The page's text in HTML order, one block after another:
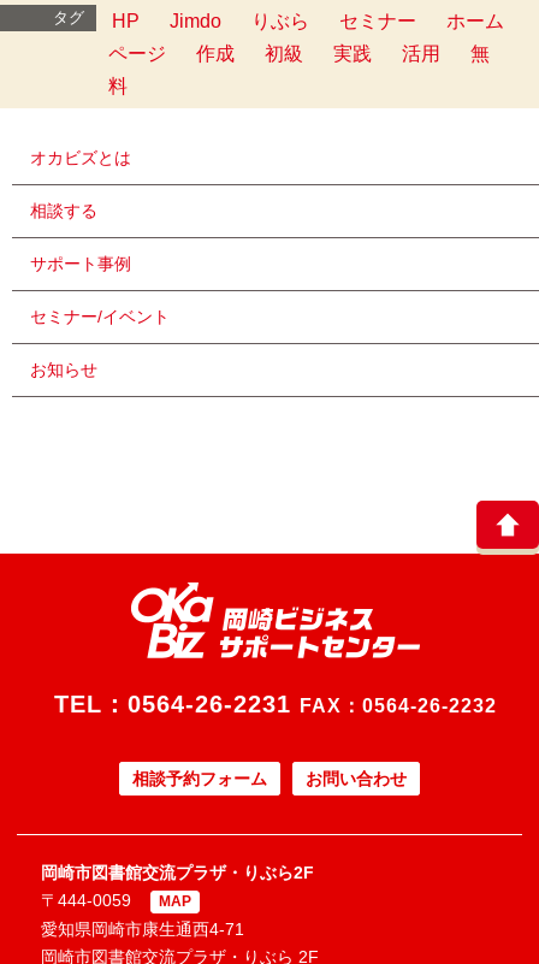
タグ HP Jimdo りぶら セミナー
ホーム
ページ
作成 初級 実践 活用
無
料
オカビズとは
相談する
サポート事例
セミナー/イベント
お知らせ
TEL： 0564-26-2231 FAX：0564-26-2232
相談予約フォーム お問い合わせ
岡崎市図書館交流プラザ・りぶら2F
〒444-0059
MAP
愛知県岡崎市康生通西4-71
岡崎市図書館交流プラザ・りぶら 2F